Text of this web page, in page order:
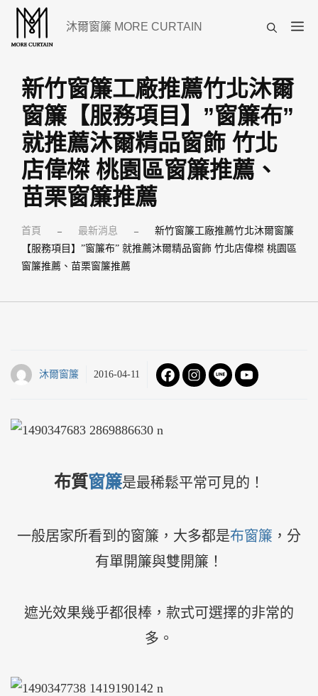
沐爾窗簾 MORE CURTAIN
選
新竹窗簾工廠推薦竹北沐爾
窗簾【服務項目】”窗簾布”
就推薦沐爾精品窗飾 竹北
店偉榤 桃園區窗簾推薦、
苗栗窗簾推薦
首頁 – 最新消息 –
新竹窗簾工廠推薦竹北沐爾窗簾
【服務項目】”窗簾布” 就推薦沐爾精品窗飾 竹北店偉榤 桃園區
窗簾推薦、苗栗窗簾推薦
沐爾窗簾 2016-04-11
布質窗簾是最稀鬆平常可見的！
一般居家所看到的窗簾，大多都是布窗簾 ，分
有單開簾與雙開簾！
遮光效果幾乎都很棒，款式可選擇的非常的
多。